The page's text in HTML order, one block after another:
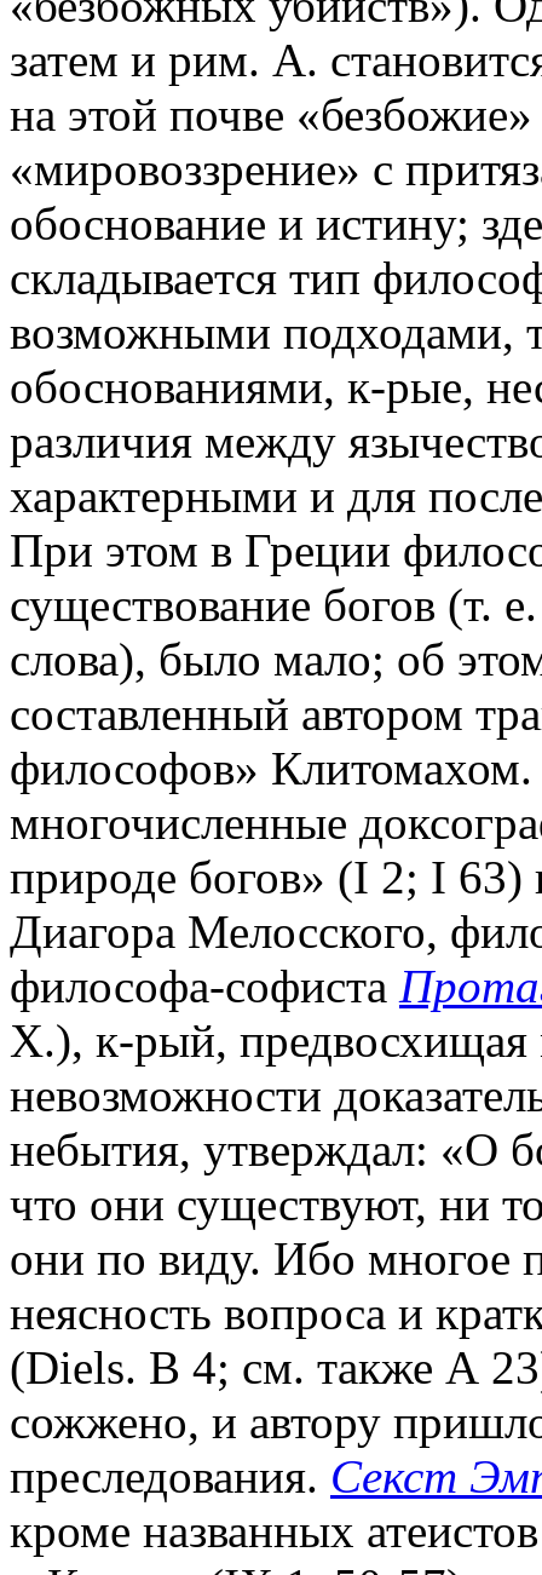
затем и рим. А.
на этой почве
«мировоззрение» с
обоснование и истину;
складывается тип
возможными подходами,
обоснованиями, к-рые,
различия между
характерными и для
При этом в Греции
существование богов (т.
слова), было мало; об
составленный автором
философов»
многочисленные
природе богов» (I 2; I 63)
Диагора Мелосского,
философа-софиста
Х.), к-рый,
невозможности
небытия, утверждал: «О
что они существуют, ни
они по виду. Ибо многое
неясность вопроса и
(Diels. B 4; см. также А
сожжено, и автору
преследования. Секст
кроме названных